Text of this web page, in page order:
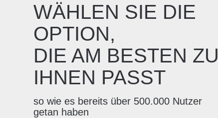
WÄHLEN SIE DIE
OPTION,
DIE AM BESTEN ZU
IHNEN PASST
so wie es bereits über 500.000 Nutzer
getan haben